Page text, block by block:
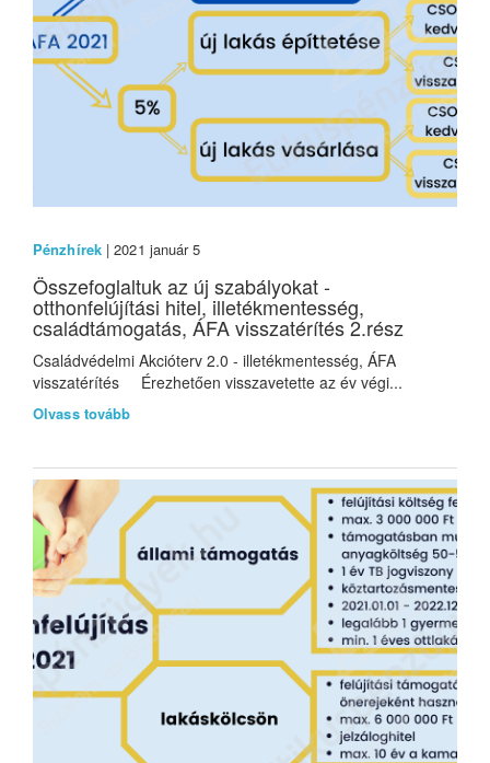
Pénzhírek| 2021 január 5
Összefoglaltuk az új szabályokat -
otthonfelújítási hitel, illetékmentesség,
családtámogatás, ÁFA visszatérítés 2.rész
Családvédelmi Akcióterv 2.0 - illetékmentesség, ÁFA
visszatérítés Érezhetően visszavetette az év végi...
Olvass tovább